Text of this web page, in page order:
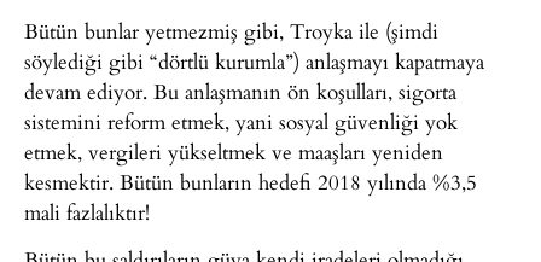
Bütün bunlar yetmezmiş gibi, Troyka ile (şimdi
söylediği gibi “dörtlü kurumla”) anlaşmayı kapatmaya
devam ediyor. Bu anlaşmanın ön koşulları, sigorta
sistemini reform etmek, yani sosyal güvenliği yok
etmek, vergileri yükseltmek ve maaşları yeniden
kesmektir. Bütün bunların hedefi 2018 yılında %3,5
mali fazlalıktır!